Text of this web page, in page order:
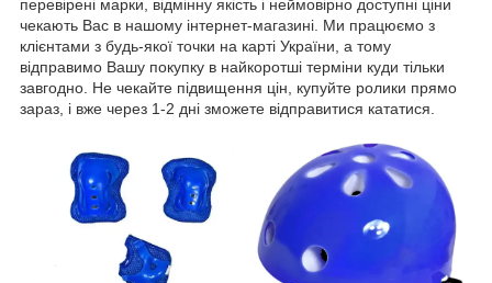
перевірені марки, відмінну якість і неймовірно доступні ціни
чекають Вас в нашому інтернет-магазині. Ми працюємо з
клієнтами з будь-якої точки на карті України, а тому
відправимо Вашу покупку в найкоротші терміни куди тільки
завгодно. Не чекайте підвищення цін, купуйте ролики прямо
зараз, і вже через 1-2 дні зможете відправитися кататися.